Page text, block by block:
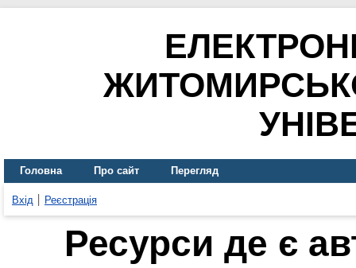
Головна Про сайт Перегляд
Вхід Реєстрація
Ресурси де є